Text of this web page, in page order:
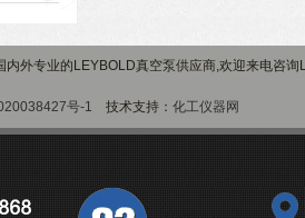
外专业的LEYBOLD真空泵供应商,欢迎来电咨
号-1 技术支持： 化工仪器网